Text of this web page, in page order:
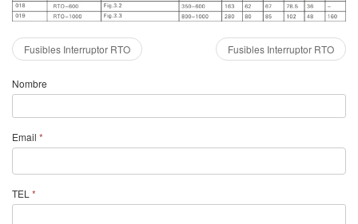
Fusibles Interruptor RTO Fusibles Interruptor RTO
Nombre
Email *
TEL *